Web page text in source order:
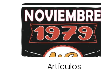
Artículos